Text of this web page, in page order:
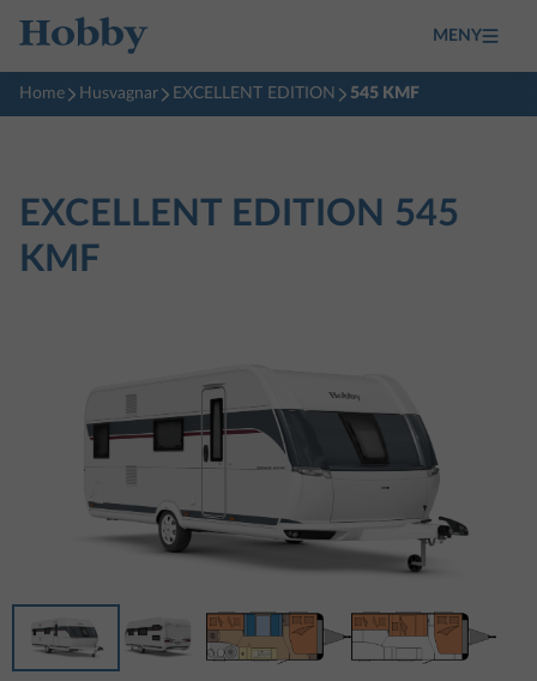
MENY
Home Husvagnar EXCELLENT EDITION 545 KMF
EXCELLENT EDITION 545
KMF